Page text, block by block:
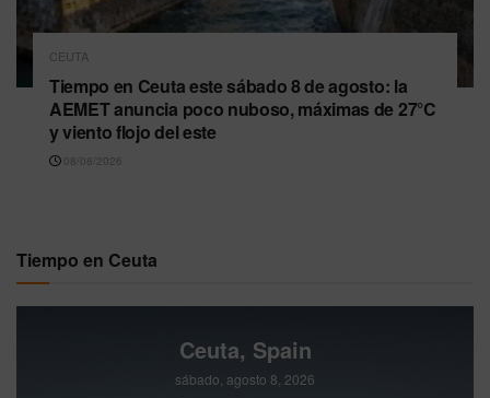
CEUTA
Tiempo en Ceuta este sábado 8 de agosto: la
AEMET anuncia poco nuboso, máximas de 27°C
y viento flojo del este
08/08/2026
Tiempo en Ceuta
Ceuta, Spain
sábado, agosto 8, 2026